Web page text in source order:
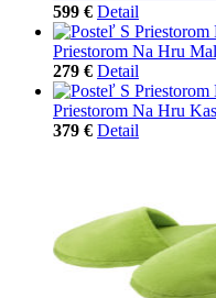
599 € Detail
Priestorom Na Hru
279 € Detail
Priestorom Na Hru
379 € Detail